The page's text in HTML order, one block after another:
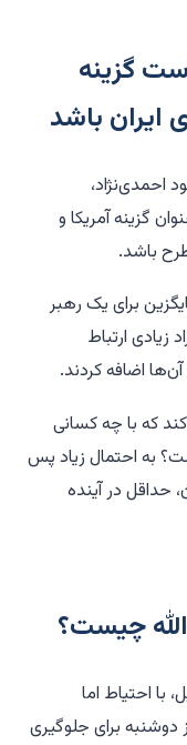
گزینه
ایران باشد
احمدی‌نژاد،
گزینه آمریکا و
باشد.
برای یک رهبر
زیادی ارتباط
اضافه کردند.
که با چه کسانی
به احتمال زیاد پس
حداقل در آینده
چیست؟
با احتیاط اما
دوشنبه برای جلوگیری